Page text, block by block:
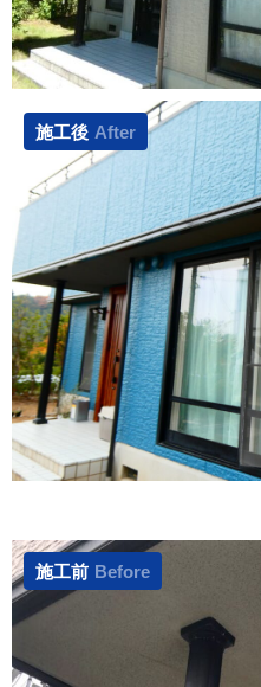
施工後 After
施工前 Before